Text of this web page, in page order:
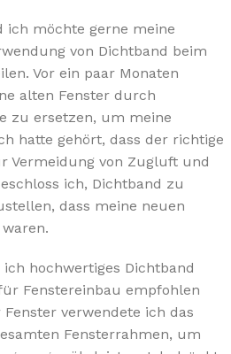
ich möchte gerne meine
von Dichtband beim
Vor ein paar Monaten
alten Fenster durch
zu ersetzen, um meine
hatte gehört, dass der richtige
Vermeidung von Zugluft und
ich, Dichtband zu
dass meine neuen
hochwertiges Dichtband
Fenstereinbau empfohlen
verwendete ich das
Fensterrahmen, um